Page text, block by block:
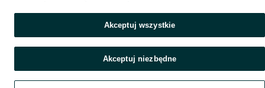
Akceptuj wszystkie
Akceptuj niezbędne